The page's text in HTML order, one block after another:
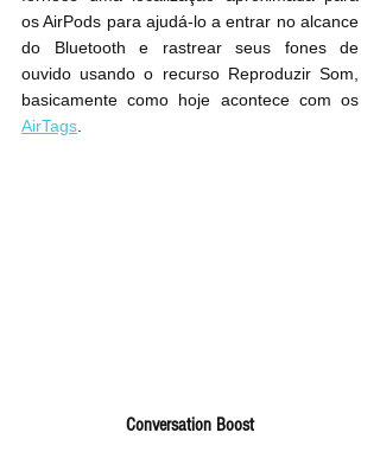
os AirPods para ajudá-lo a entrar no alcance
do Bluetooth e rastrear seus fones de
ouvido usando o recurso Reproduzir Som,
AirTags
Conversation Boost